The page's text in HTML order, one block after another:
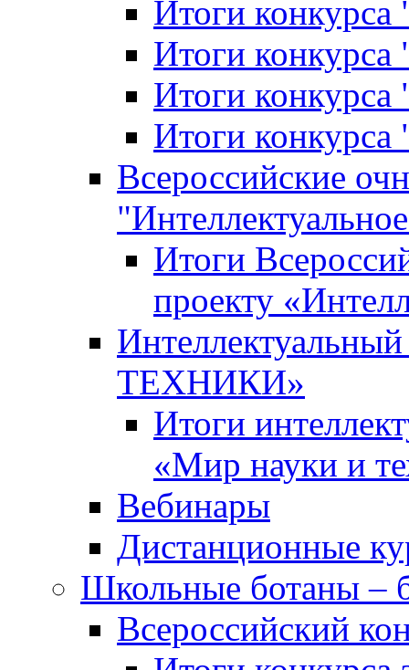
Итоги
Итоги конкурса
Итоги
Итоги
Всероссийские
Итоги
проекту
ТЕХНИКИ»
Итоги
«Мир науки и
Вебинары
Дистанционные
Школьные ботаны –
Всероссийский